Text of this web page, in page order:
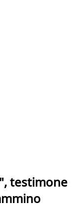
testimone